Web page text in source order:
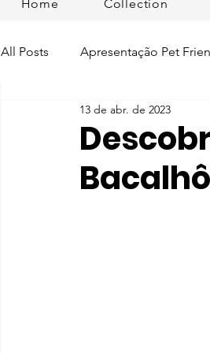
Home Collection
All Posts Apresentação Pet
Pet Passeios Acessórios
Lisboa Distrito Produtos
13 de abr. de 2023